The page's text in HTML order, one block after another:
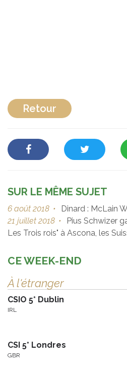
Retour
SUR LE MÊME SUJET
6 août 2018 •
Dinard : McLain
21 juillet 2018 •
Pius Schwizer
Les Trois rois" à Ascona, les
CE WEEK-END
À l'étranger
CSIO 5* Dublin
IRL
CSI 5* Londres
GBR